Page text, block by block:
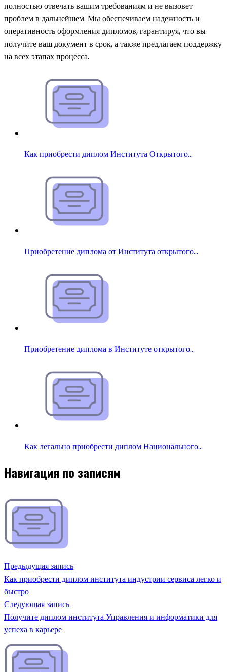
полностью отвечать вашим требованиям и не вызовет
проблем в дальнейшем. Мы обеспечиваем надежность и
оперативность оформления дипломов, гарантируя, что вы
получите ваш документ в срок, а также предлагаем поддержку
на всех этапах процесса.
Как приобрести диплом Института Открытого…
Приобретение диплома от Института открытого…
Приобретение диплома в Институте открытого…
Как легально приобрести диплом Национального…
Навигация по записям
Предыдущая запись
Как приобрести диплом института индустрии сервиса легко и
быстро
Следующая запись
Получите диплом института Управления и информатики для
успеха в карьере